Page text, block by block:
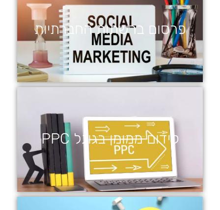
פרסום ברשתות החברתיות
קידום ממומן בגוגל PPC